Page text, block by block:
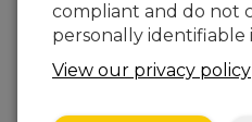
compliant and do not
personally identifiable
View our privacy policy